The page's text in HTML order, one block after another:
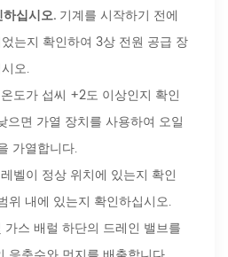
십시오. 기계를 시작하기 전에
는지 확인하여 3상 전원 공급 장
오.
도가 섭씨 +2도 이상인지 확인
으면 가열 장치를 사용하여 오일
가열합니다.
벨이 정상 위치에 있는지 확인
위 내에 있는지 확인하십시오.
가스 배럴 하단의 드레인 밸브를